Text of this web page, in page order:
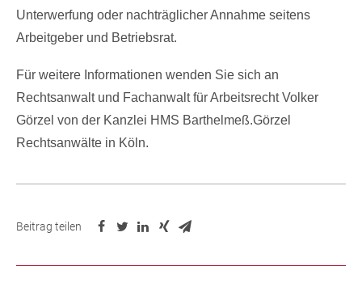
Unterwerfung oder nachträglicher Annahme seitens
Arbeitgeber und Betriebsrat.
Für weitere Informationen wenden Sie sich an
Rechtsanwalt und Fachanwalt für Arbeitsrecht Volker
Görzel von der Kanzlei HMS Barthelmeß.Görzel
Rechtsanwälte in Köln.
Beitrag teilen